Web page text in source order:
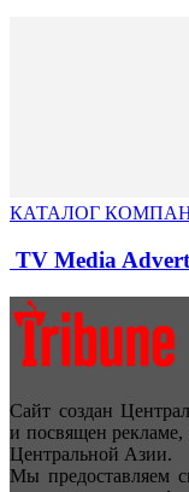
КАТАЛОГ
TV Media
Сайт создан
и посвящен рекламе,
Центральной Азии.
Мы предоставляем